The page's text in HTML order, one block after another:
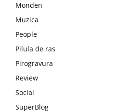
Monden
Muzica
People
Pilula de ras
Pirogravura
Review
Social
SuperBlog